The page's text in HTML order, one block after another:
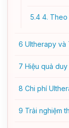
5.4 4. Theo
6 Ultherapy và
7 Hiệu quả
8 Chi phí
9 Trải nghiệm